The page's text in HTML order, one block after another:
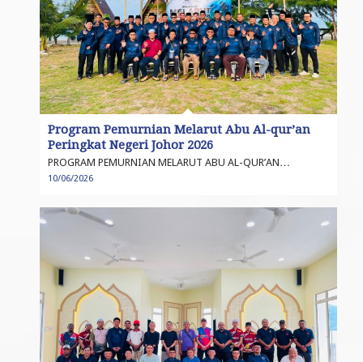
Program Pemurnian Melarut Abu Al-qur’an
Peringkat Negeri Johor 2026
PROGRAM PEMURNIAN MELARUT ABU AL-QUR’AN…
10/06/2026